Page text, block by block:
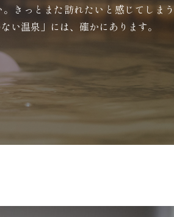
きっとまた訪れたいと感じてしまう
い温泉」には、確かにあります。